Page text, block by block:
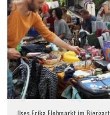
Ilses Erika Flohmarkt im